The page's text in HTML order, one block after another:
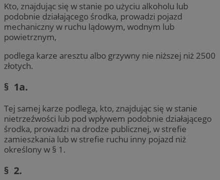
Kto, znajdując się w stanie po użyciu alkoholu lub
podobnie działającego środka, prowadzi pojazd
mechaniczny w ruchu lądowym, wodnym lub
powietrznym,
podlega karze aresztu albo grzywny nie niższej niż 2500
złotych.
§ 1a.
Tej samej karze podlega, kto, znajdując się w stanie
nietrzeźwości lub pod wpływem podobnie działającego
środka, prowadzi na drodze publicznej, w strefie
zamieszkania lub w strefie ruchu inny pojazd niż
określony w § 1.
§ 2.